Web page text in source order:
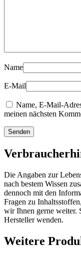
Name
E-Mail
Name, E-Mail-
meinen nächsten
Die Angaben zur
nach bestem Wissen
dennoch mit den
Fragen zu
wir Ihnen gerne weiter.
Hersteller wenden.
Weitere